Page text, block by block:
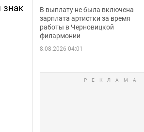
знак
сколько получала
певица
В выплату не была включена
зарплата артистки за время
работы в Черновицкой
филармонии
8.08.2026 04:01